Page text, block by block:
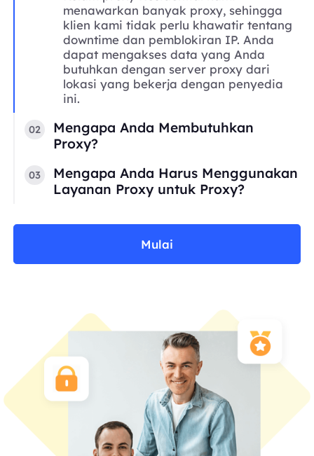
menawarkan banyak proxy, sehingga
klien kami tidak perlu khawatir tentang
downtime dan pemblokiran IP. Anda
dapat mengakses data yang Anda
butuhkan dengan server proxy dari
lokasi yang bekerja dengan penyedia
ini.
02
Mengapa Anda Membutuhkan
Proxy?
03
Mengapa Anda Harus Menggunakan
Layanan Proxy untuk Proxy?
Mulai